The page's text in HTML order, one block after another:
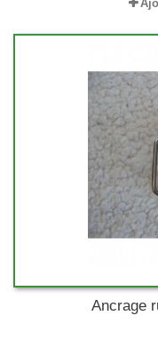
Ancrage